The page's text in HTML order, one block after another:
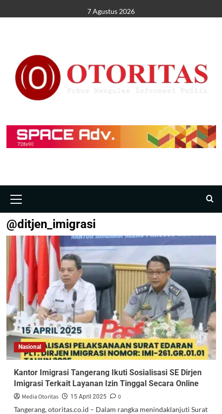
7 Agustus 2026
@ditjen_imigrasi
Nasional
Kantor Imigrasi Tangerang Ikuti Sosialisasi SE Dirjen
Imigrasi Terkait Layanan Izin Tinggal Secara Online
Media Otoritas 15 April 2025
0
Tangerang, otoritas.co.id – Dalam rangka menindaklanjuti Surat